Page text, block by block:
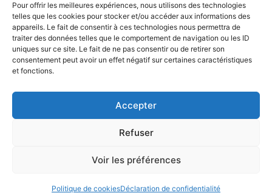
Pour offrir les meilleures expériences, nous utilisons des technologies
telles que les cookies pour stocker et/ou accéder aux informations des
appareils. Le fait de consentir à ces technologies nous permettra de
traiter des données telles que le comportement de navigation ou les ID
uniques sur ce site. Le fait de ne pas consentir ou de retirer son
consentement peut avoir un effet négatif sur certaines caractéristiques
et fonctions.
Accepter
Refuser
Voir les préférences
Politique de cookiesDéclaration de confidentialité
Mentions légales
Conditions générales d'utilisation
Conditions générales de vente
Politique de cookies
Politique de confidentialité
© 2026 Console retrogaming.fr